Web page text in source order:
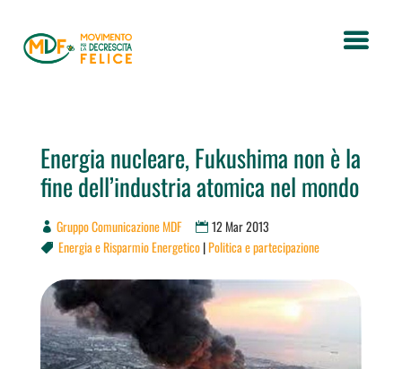
Energia nucleare, Fukushima non è la
fine dell’industria atomica nel mondo
Gruppo Comunicazione MDF 12 Mar 2013
 Energia e Risparmio Energetico|Politica e partecipazione